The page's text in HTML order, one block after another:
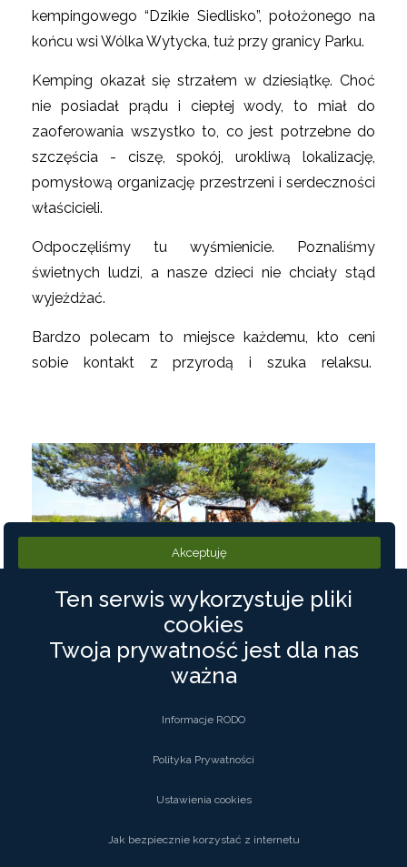
kempingowego “Dzikie Siedlisko”, położonego na
końcu wsi Wólka Wytycka, tuż przy granicy Parku.
Kemping okazał się strzałem w dziesiątkę. Choć
nie posiadał prądu i ciepłej wody, to miał do
zaoferowania wszystko to, co jest potrzebne do
szczęścia - ciszę, spokój, urokliwą lokalizację,
pomysłową organizację przestrzeni i serdeczności
właścicieli.
Odpoczęliśmy tu wyśmienicie. Poznaliśmy
świetnych ludzi, a nasze dzieci nie chciały stąd
wyjeżdżać.
Bardzo polecam to miejsce każdemu, kto ceni
sobie kontakt z przyrodą i szuka relaksu.
Akceptuję
Ten serwis wykorzystuje pliki
cookies
Twoja prywatność jest dla nas
ważna
Informacje RODO
Polityka Prywatności
Ustawienia cookies
Jak bezpiecznie korzystać z internetu